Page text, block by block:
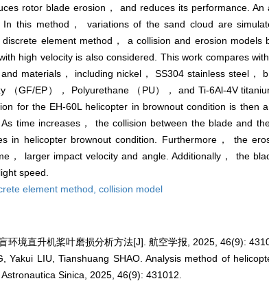
rotor blade erosion， and reduces its performance. An
this method， variations of the sand cloud are
element method， a collision and erosion models
high velocity is also considered. This work compares
materials， including nickel， SS304 stainless steel，
（GF/EP）， Polyurethane （PU）， and Ti-6Al-4V
for the EH-60L helicopter in brownout condition is then
time increases， the collision between the blade and
in helicopter brownout condition. Furthermore， the
， larger impact velocity and angle. Additionally， the
speed.
element method, collision model
环境直升机桨叶磨损分析方法[J]. 航空学报, 2025, 46(9):
Yakui LIU, Tianshuang SHAO. Analysis method of
Sinica, 2025, 46(9): 431012.